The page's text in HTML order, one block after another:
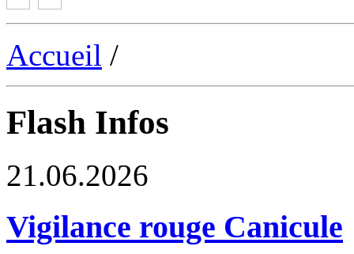
Accueil /
Flash Infos
21.06.2026
Vigilance rouge Canicule